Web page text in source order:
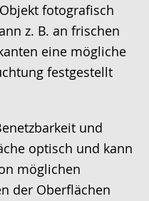
fotografisch
z. B. an frischen
eine mögliche
festgestellt
und
optisch und kann
möglichen
der Oberflächen